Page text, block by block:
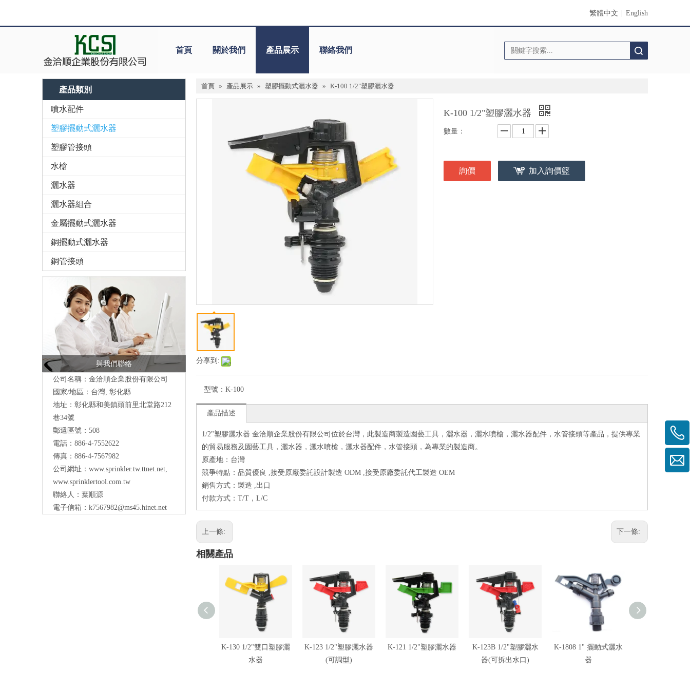
繁體中文 English
首頁 關於我們 產品展示 聯絡我們
產品類別
噴水配件
塑膠擺動式灑水器
塑膠管接頭
水槍
灑水器
灑水器組合
金屬擺動式灑水器
銅擺動式灑水器
銅管接頭
與我們聯絡
公司名稱：金洽順企業股份有限公司
國家/地區：台灣, 彰化縣
地址： 彰化縣和美鎮頭前里北堂路212
巷34號
郵遞區號：508
電話：886-4-7552622
傳真：886-4-7567982
公司網址： www.sprinkler.tw.ttnet.net
www.sprinklertool.com.tw
聯絡人：葉順源
電子信箱： k7567982@ms45.hinet.net
首頁 » 產品展示 » 塑膠擺動式灑水器 » K-100 1/2"塑膠灑水器
分享到:
K-100 1/2"塑膠灑水器
數量：
詢價 加入詢價籃
型號： K-100
產品描述
1/2"塑膠灑水器 金洽順企業股份有限公司位於台灣，此製造商製造園藝工具，灑水器，灑水噴槍，灑水器配件，水管接頭等產品，提供專業
的貿易服務及園藝工具，灑水器，灑水噴槍，灑水器配件，水管接頭，為專業的製造商。
原產地：台灣
競爭特點：品質優良 ,接受原廠委託設計製造 ODM ,接受原廠委託代工製造 OEM
銷售方式：製造 ,出口
付款方式：T/T，L/C
上一條: 下一條:
相關產品
K-130 1/2"雙口塑膠灑
水器
K-123 1/2"塑膠灑水器
(可調型)
K-121 1/2"塑膠灑水器
K-123B 1/2"塑膠灑水
器(可拆出水口)
K-1808 1" 擺動式灑水
器